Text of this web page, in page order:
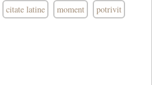
citate latine moment potrivit